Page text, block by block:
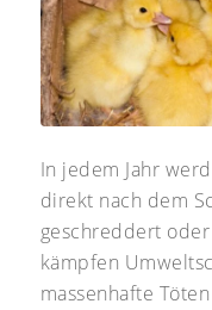
In jedem Jahr
direkt nach dem
geschreddert
kämpfen
massenhafte